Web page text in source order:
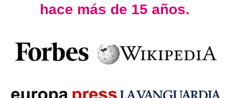
hace más de 15 años.